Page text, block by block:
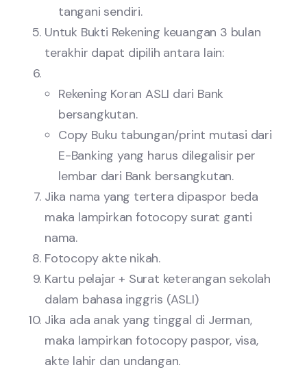
tangani sendiri.
Untuk Bukti Rekening keuangan 3 bulan
terakhir dapat dipilih antara lain:
Rekening Koran ASLI dari Bank
bersangkutan.
Copy Buku tabungan/print mutasi dari
E-Banking yang harus dilegalisir per
lembar dari Bank bersangkutan.
Jika nama yang tertera dipaspor beda
maka lampirkan fotocopy surat ganti
nama.
Fotocopy akte nikah.
Kartu pelajar + Surat keterangan sekolah
dalam bahasa inggris (ASLI)
Jika ada anak yang tinggal di Jerman,
maka lampirkan fotocopy paspor, visa,
akte lahir dan undangan.